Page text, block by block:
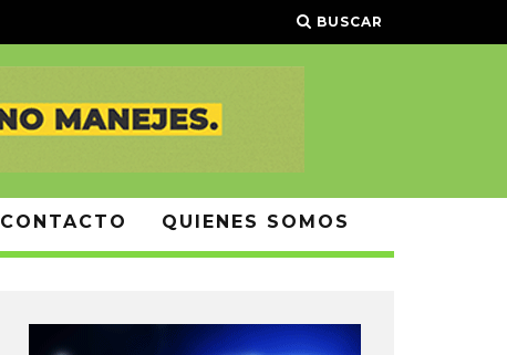
BUSCAR
CONTACTO QUIENES SOMOS